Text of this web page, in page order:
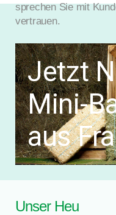
sprechen Sie mit
vertrauen.
Unser Heu